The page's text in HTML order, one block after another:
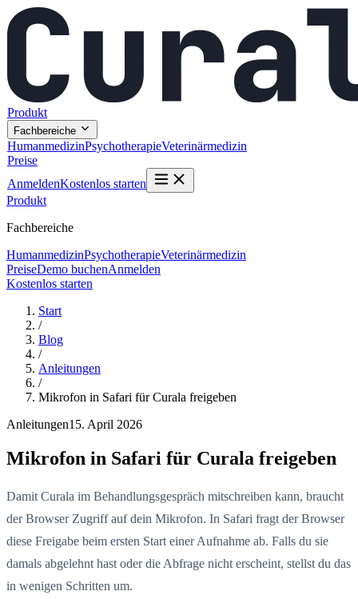
Produkt
Fachbereiche
HumanmedizinPsychotherapieVeterinärmedizin
Preise
AnmeldenKostenlos starten
Produkt
Fachbereiche
HumanmedizinPsychotherapieVeterinärmedizin
PreiseDemo buchenAnmelden
Kostenlos starten
Start
/
Blog
/
Anleitungen
/
Mikrofon in Safari für Curala freigeben
Anleitungen15. April 2026
Mikrofon in Safari für Curala freigeben
Damit Curala im Behandlungsgespräch mitschreiben kann, braucht
der Browser Zugriff auf dein Mikrofon. In Safari fragt der Browser
diese Freigabe beim ersten Start einer Aufnahme ab. Falls du sie
damals abgelehnt hast oder die Abfrage nicht erscheint, stellst du das
in wenigen Schritten um.